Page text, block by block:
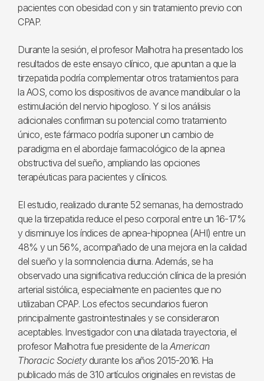
pacientes con obesidad con y sin tratamiento previo con
CPAP.
Durante la sesión, el profesor Malhotra ha presentado los
resultados de este ensayo clínico, que apuntan a que la
tirzepatida podría complementar otros tratamientos para
la AOS, como los dispositivos de avance mandibular o la
estimulación del nervio hipogloso. Y si los análisis
adicionales confirman su potencial como tratamiento
único, este fármaco podría suponer un cambio de
paradigma en el abordaje farmacológico de la apnea
obstructiva del sueño, ampliando las opciones
terapéuticas para pacientes y clínicos.
El estudio, realizado durante 52 semanas, ha demostrado
que la tirzepatida reduce el peso corporal entre un 16-17%
y disminuye los índices de apnea-hipopnea (AHI) entre un
48% y un 56%, acompañado de una mejora en la calidad
del sueño y la somnolencia diurna. Además, se ha
observado una significativa reducción clínica de la presión
arterial sistólica, especialmente en pacientes que no
utilizaban CPAP. Los efectos secundarios fueron
principalmente gastrointestinales y se consideraron
aceptables. Investigador con una dilatada trayectoria, el
profesor Malhotra fue presidente de la American
Thoracic Societydurante los años 2015-2016. Ha
publicado más de 310 artículos originales en revistas de